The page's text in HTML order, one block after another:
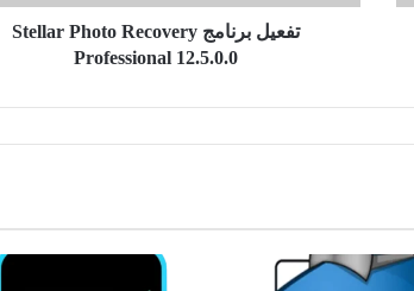
تفعيل برنامج Stellar Photo Recovery
Professional 12.5.0.0